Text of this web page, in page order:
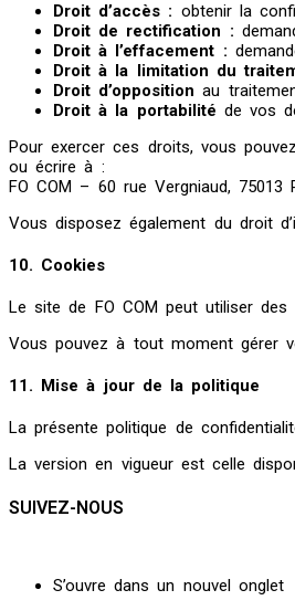
Droit d’accès : obtenir la
Droit de rectification :
Droit à l’effacement :
Droit à la limitation du
Droit d’opposition au
Droit à la portabilité de vos
Pour exercer ces droits, vous
ou écrire à :
FO COM – 60 rue Vergniaud, 75013
Vous disposez également du droit
10. Cookies
Le site de FO COM peut utiliser des
Vous pouvez à tout moment gérer
11. Mise à jour de la politique
La présente politique de
La version en vigueur est celle
SUIVEZ-NOUS
S’ouvre dans un nouvel onglet